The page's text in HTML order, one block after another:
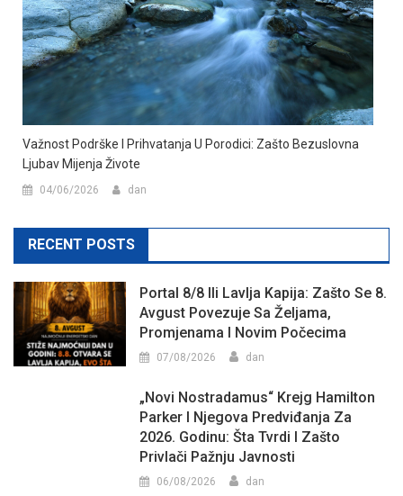
Važnost Podrške I Prihvatanja U Porodici: Zašto Bezuslovna
Ljubav Mijenja Živote
04/06/2026 dan
RECENT POSTS
Portal 8/8 Ili Lavlja Kapija: Zašto Se 8.
Avgust Povezuje Sa Željama,
Promjenama I Novim Počecima
07/08/2026 dan
„Novi Nostradamus“ Krejg Hamilton
Parker I Njegova Predviđanja Za
2026. Godinu: Šta Tvrdi I Zašto
Privlači Pažnju Javnosti
06/08/2026 dan